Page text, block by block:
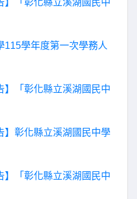
】「彰化縣立溪湖國民中
115學年度第一次學務人
】「彰化縣立溪湖國民中
】彰化縣立溪湖國民中學
】「彰化縣立溪湖國民中